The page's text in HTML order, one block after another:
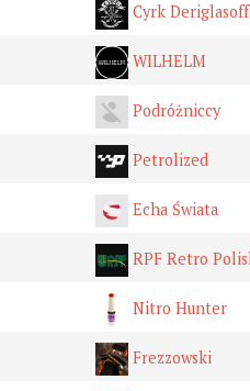
Cyrk Deriglasoff
WILHELM
Podróżniccy
Petrolized
Echa Świata
RPF Retro
Nitro Hunter
Frezzowski